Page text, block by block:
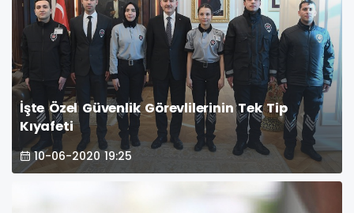
İşte Özel Güvenlik Görevlilerinin Tek Tip
Kıyafeti
10-06-2020 19:25